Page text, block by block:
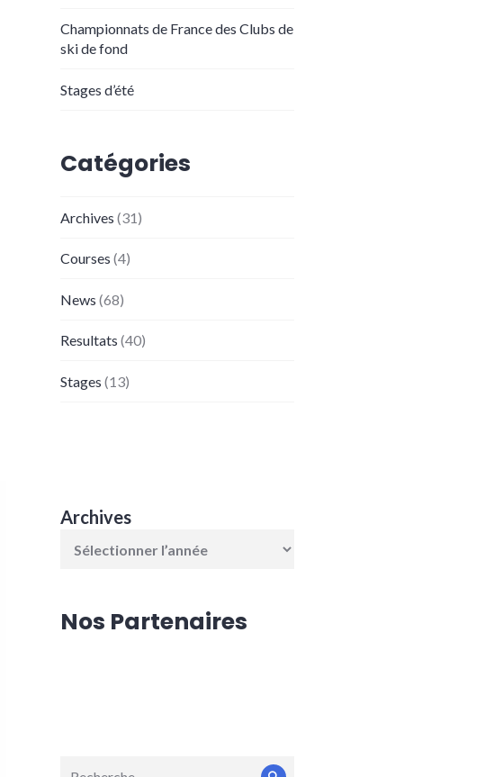
Championnats de France des Clubs de
ski de fond
Stages d’été
Catégories
Archives (31)
Courses (4)
News (68)
Resultats (40)
Stages (13)
Archives
Nos Partenaires